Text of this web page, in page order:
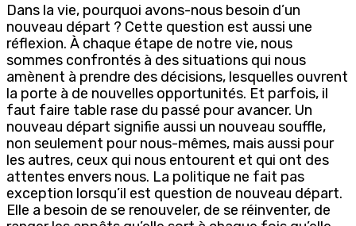
Dans la vie, pourquoi avons-nous besoin d’un
nouveau départ ? Cette question est aussi une
réflexion. À chaque étape de notre vie, nous
sommes confrontés à des situations qui nous
amènent à prendre des décisions, lesquelles ouvrent
la porte à de nouvelles opportunités. Et parfois, il
faut faire table rase du passé pour avancer. Un
nouveau départ signifie aussi un nouveau souffle,
non seulement pour nous-mêmes, mais aussi pour
les autres, ceux qui nous entourent et qui ont des
attentes envers nous. La politique ne fait pas
exception lorsqu’il est question de nouveau départ.
Elle a besoin de se renouveler, de se réinventer, de